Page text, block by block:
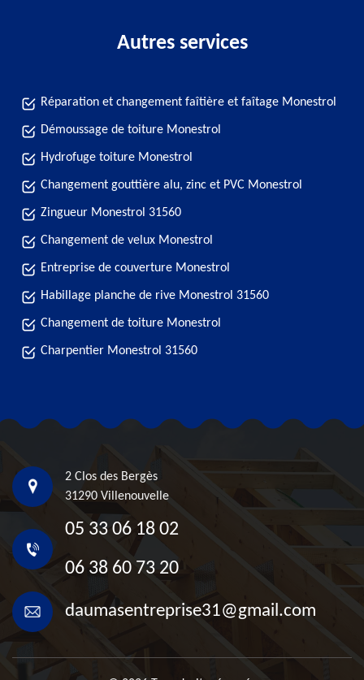
Autres services
Réparation et changement faîtière et faîtage Monestrol
Démoussage de toiture Monestrol
Hydrofuge toiture Monestrol
Changement gouttière alu, zinc et PVC Monestrol
Zingueur Monestrol 31560
Changement de velux Monestrol
Entreprise de couverture Monestrol
Habillage planche de rive Monestrol 31560
Changement de toiture Monestrol
Charpentier Monestrol 31560
2 Clos des Bergès
31290 Villenouvelle
05 33 06 18 02
06 38 60 73 20
daumasentreprise31@gmail.com